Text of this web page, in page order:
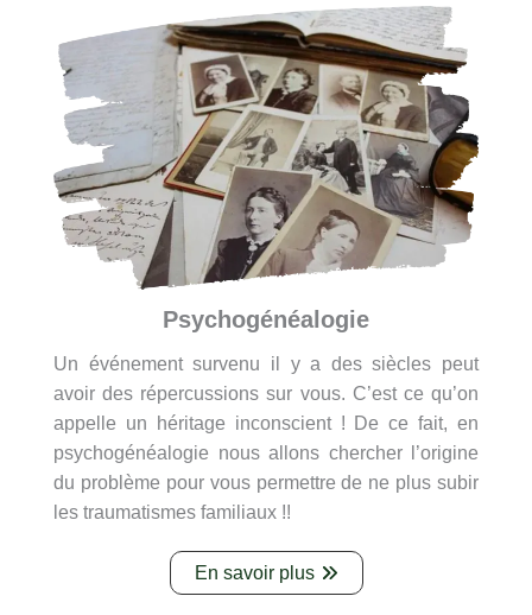
Psychogénéalogie
Un événement survenu il y a des siècles peut
avoir des répercussions sur vous. C’est ce qu’on
appelle un héritage inconscient ! De ce fait, en
psychogénéalogie nous allons chercher l’origine
du problème pour vous permettre de ne plus subir
les traumatismes familiaux !!
En savoir plus